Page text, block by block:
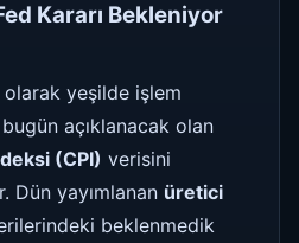
Kararı Bekleniyor
yeşilde işlem
bugün açıklanacak olan
(CPI) verisini
Dün yayımlanan üretici
beklenmedik